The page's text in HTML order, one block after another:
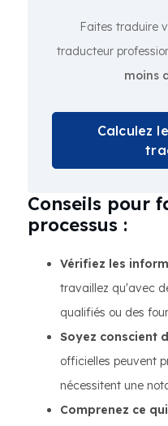
Faites traduire
traducteur
moins
Calculez
Conseils pour
processus :
Vérifiez les
travaillez qu'avec
qualifiés ou des
Soyez conscient
officielles peuvent
nécessitent une
Comprenez ce